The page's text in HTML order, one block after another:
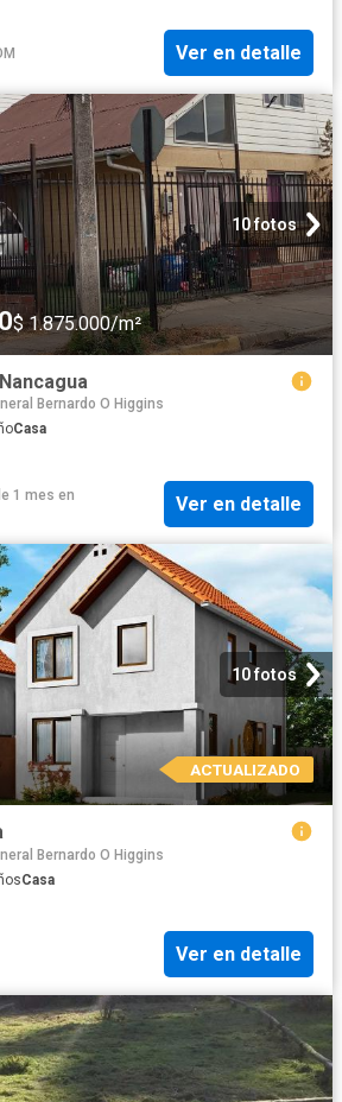
Ver en detalle
10 fotos
$ 1.875.000/m²
Bernardo O Higgins
Casa
1 mes en
Ver en detalle
10 fotos
ACTUALIZADO
Bernardo O Higgins
Casa
Ver en detalle